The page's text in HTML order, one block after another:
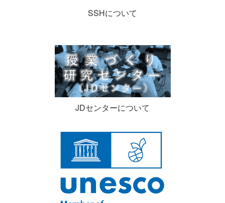
SSHについて
JDセンターについて